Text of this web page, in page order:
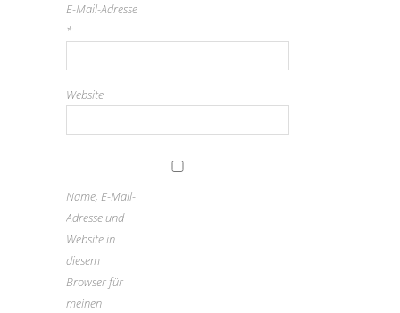
E-Mail-Adresse
*
Website
Name, E-Mail-
Adresse und
Website in
diesem
Browser für
meinen